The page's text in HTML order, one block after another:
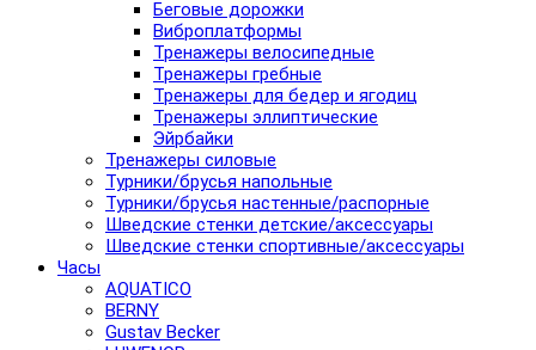
Беговые дорожки
Виброплатформы
Тренажеры велосипедные
Тренажеры гребные
Тренажеры для бедер и ягодиц
Тренажеры эллиптические
Эйрбайки
Тренажеры силовые
Турники/брусья напольные
Турники/брусья настенные/распорные
Шведские стенки детские/аксессуары
Шведские стенки спортивные/аксессуары
Часы
AQUATICO
BERNY
Gustav Becker